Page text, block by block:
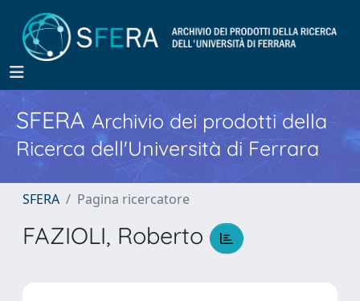
SFERA Archivio dei prodotti della
Ricerca dell'Università di Ferrara
SFERA Pagina ricercatore
FAZIOLI, Roberto